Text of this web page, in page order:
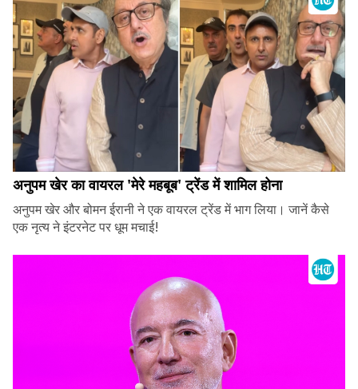
अनुपम खेर का वायरल 'मेरे महबूब' ट्रेंड में शामिल होना
अनुपम खेर और बोमन ईरानी ने एक वायरल ट्रेंड में भाग लिया। जानें कैसे
एक नृत्य ने इंटरनेट पर धूम मचाई!